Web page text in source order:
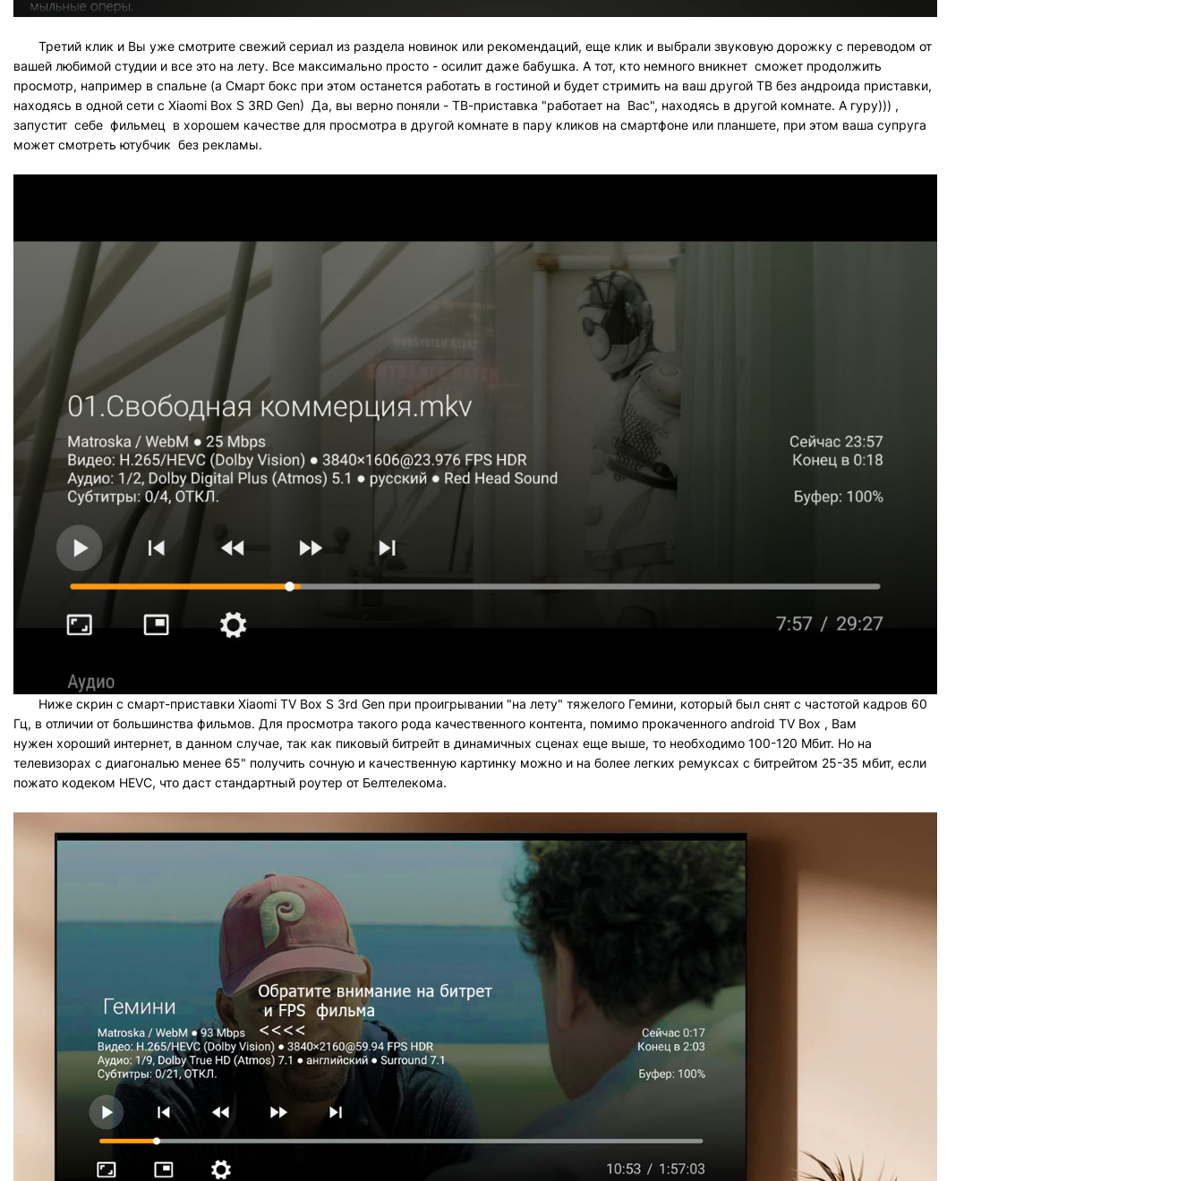
Третий клик и Вы уже смотрите свежий сериал из раздела новинок или рекомендаций, еще клик и выбрали звуковую дорожку с переводом от
вашей любимой студии и все это на лету. Все максимально просто - осилит даже бабушка. А тот, кто немного вникнет сможет продолжить
просмотр, например в спальне (а Смарт бокс при этом останется работать в гостиной и будет стримить на ваш другой ТВ без андроида приставки,
находясь в одной сети с Xiaomi Box S 3RD Gen) Да, вы верно поняли - ТВ-приставка "работает на Вас", находясь в другой комнате. А гуру))) ,
запустит себе фильмец в хорошем качестве для просмотра в другой комнате в пару кликов на смартфоне или планшете, при этом ваша супруга
может смотреть ютубчик без рекламы.
Ниже скрин с смарт-приставки Xiaomi TV Box S 3rd Gen при проигрывании "на лету" тяжелого Гемини, который был снят с частотой кадров 60
Гц, в отличии от большинства фильмов. Для просмотра такого рода качественного контента, помимо прокаченного android TV Box , Вам
нужен хороший интернет, в данном случае, так как пиковый битрейт в динамичных сценах еще выше, то необходимо 100-120 Мбит. Но на
телевизорах с диагональю менее 65" получить сочную и качественную картинку можно и на более легких ремуксах с битрейтом 25-35 мбит, если
пожато кодеком HEVC, что даст стандартный роутер от Белтелекома.